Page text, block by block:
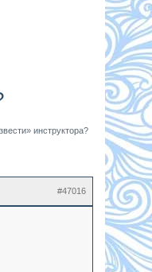
инструктора?
#47016